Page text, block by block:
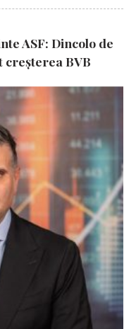
ASF: Dincolo de
creșterea BVB